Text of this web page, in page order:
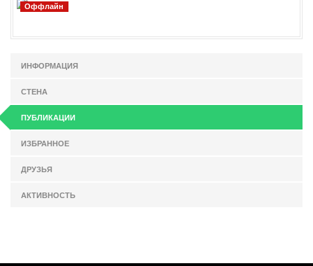
Оффлайн
ИНФОРМАЦИЯ
СТЕНА
ПУБЛИКАЦИИ
ИЗБРАННОЕ
ДРУЗЬЯ
АКТИВНОСТЬ